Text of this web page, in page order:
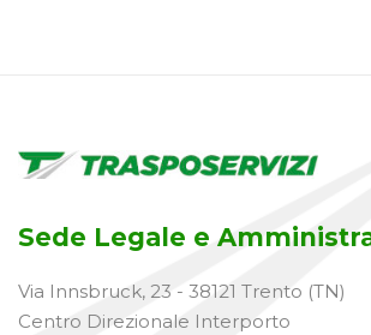
Sede Legale e
Via Innsbruck, 23 - 38121 Trento (TN)
Centro Direzionale Interporto